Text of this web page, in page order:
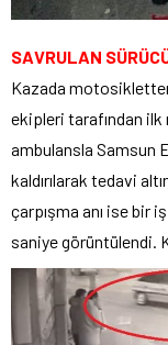
SAVRULAN
Kazada
ekipleri tarafından ilk
ambulansla Samsun
kaldırılarak tedavi
çarpışma anı ise bir
saniye görüntülendi.